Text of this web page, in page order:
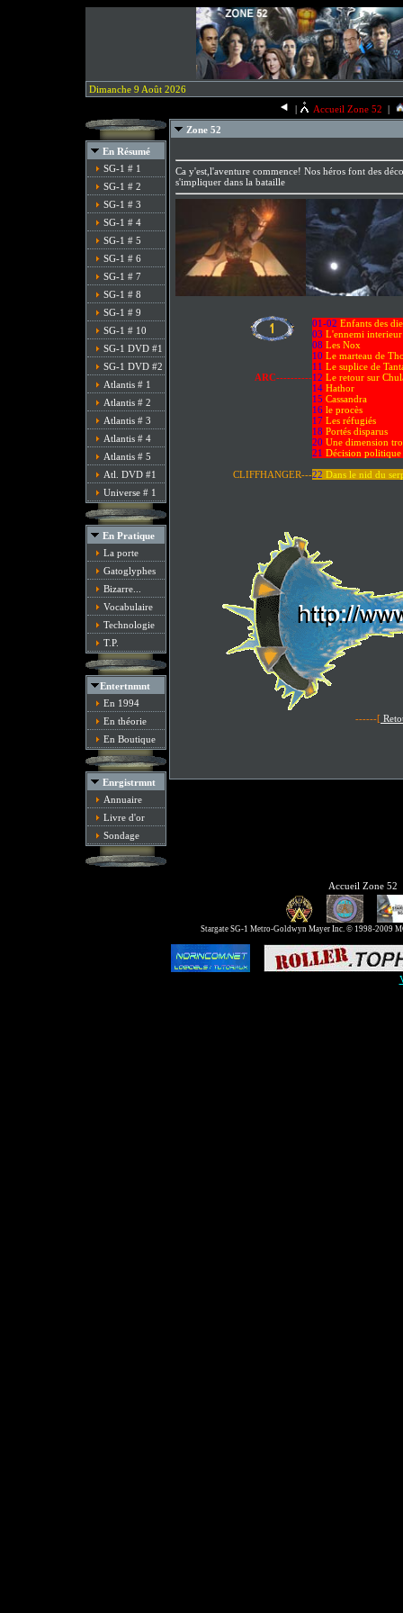
Dimanche 9 Août 2026
|
Accueil Zone 52 |
En Résumé
SG-1 # 1
SG-1 # 2
SG-1 # 3
SG-1 # 4
SG-1 # 5
SG-1 # 6
SG-1 # 7
SG-1 # 8
SG-1 # 9
SG-1 # 10
SG-1 DVD #1
SG-1 DVD #2
Atlantis # 1
Atlantis # 2
Atlantis # 3
Atlantis # 4
Atlantis # 5
Atl. DVD #1
Universe # 1
En Pratique
La porte
Gatoglyphes
Bizarre...
Vocabulaire
Technologie
T.P.
Entertnmnt
En 1994
En théorie
En Boutique
Enrgistrmnt
Annuaire
Livre d'or
Sondage
Zone 52
Ca y'est,l'aventure commence! Nos héros font des
s'impliquer dans la bataille
01-02 Enfants des
03 L'ennemi interieur
08 Les Nox
10 Le marteau de
11 Le suplice de
ARC----------12 Le retour sur
14 Hathor
15 Cassandra
16 le procès
17 Les réfugiés
18 Portés disparus
20 Une dimension
21 Décision politique
CLIFFHANGER---22 Dans le nid du
------[
Accueil Zone 52
Stargate SG-1 Metro-Goldwyn Mayer Inc. © 1998-2009